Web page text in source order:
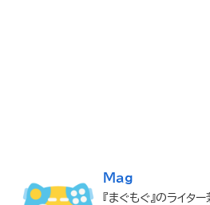
Mag
『まぐもぐ』のライタ